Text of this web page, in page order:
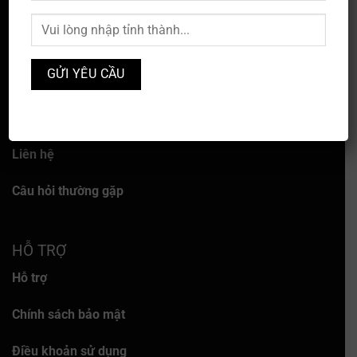
Về chúng tôi
Liên hệ
Câu hỏi thường gặp
HỖ TRỢ
Hỗ trợ
Chính sách bảo mật
Điều khoản sử dụng